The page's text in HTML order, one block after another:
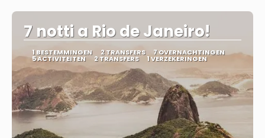
7 notti a Rio de Janeiro!
1 BESTEMMINGEN 2 TRANSFERS 7 OVERNACHTINGEN
5 ACTIVITEITEN 2 TRANSFERS 1 VERZEKERINGEN